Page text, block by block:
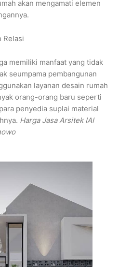
akan mengamati elemen
Relasi
memiliki manfaat yang tidak
seumpama pembangunan
layanan desain rumah
orang-orang baru seperti
penyedia suplai material
Harga Jasa Arsitek IAI